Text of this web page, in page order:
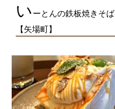
いーとんの鉄板焼きそば
【矢場町】